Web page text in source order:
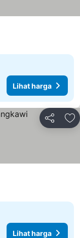
Lihat harga
Kongsi
Lihat harga